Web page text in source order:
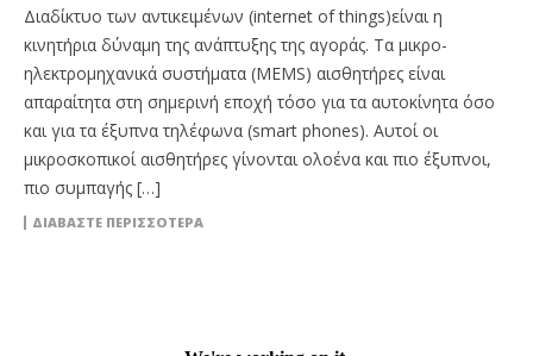
Διαδίκτυο των αντικειμένων (internet of things)είναι η
κινητήρια δύναμη της ανάπτυξης της αγοράς. Tα μικρο-
ηλεκτρομηχανικά συστήματα (MEMS) αισθητήρες είναι
απαραίτητα στη σημερινή εποχή τόσο για τα αυτοκίνητα όσο
και για τα έξυπνα τηλέφωνα (smart phones). Αυτοί οι
μικροσκοπικοί αισθητήρες γίνονται ολοένα και πιο έξυπνοι,
πιο συμπαγής […]
ΔΙΑΒΆΣΤΕ ΠΕΡΙΣΣΌΤΕΡΑ